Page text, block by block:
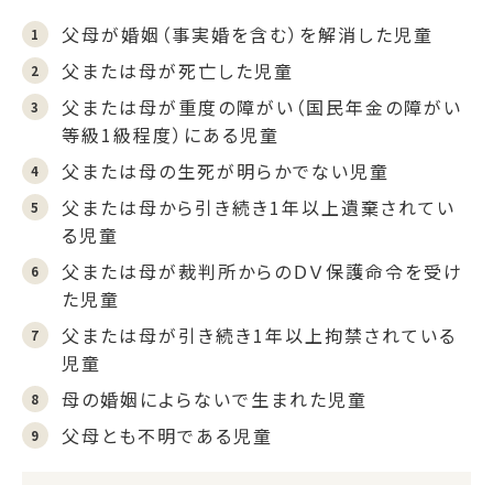
父母が婚姻（事実婚を含む）を解消した児童
父または母が死亡した児童
父または母が重度の障がい（国民年金の障がい
等級1級程度）にある児童
父または母の生死が明らかでない児童
父または母から引き続き1年以上遺棄されてい
る児童
父または母が裁判所からのＤＶ保護命令を受け
た児童
父または母が引き続き1年以上拘禁されている
児童
母の婚姻によらないで生まれた児童
父母とも不明である児童